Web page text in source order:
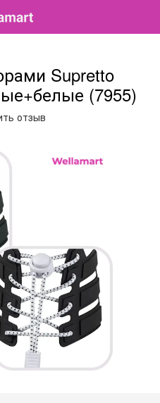
Supretto
(7955)
отзыв